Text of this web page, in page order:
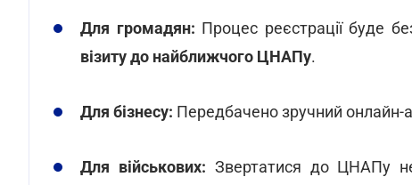
Для громадян: Процес реєстрації буде
візиту до найближчого ЦНАПу.
Для бізнесу: Передбачено зручний онлайн-
Для військових: Звертатися до ЦНАПу